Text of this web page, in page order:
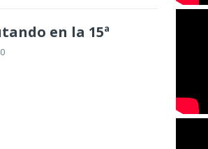
en la 15ª
0